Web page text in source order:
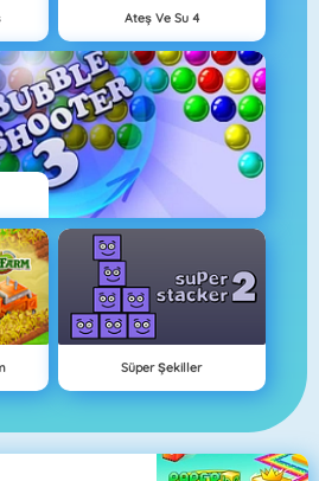
Ateş Ve Su 4
Süper Şekiller